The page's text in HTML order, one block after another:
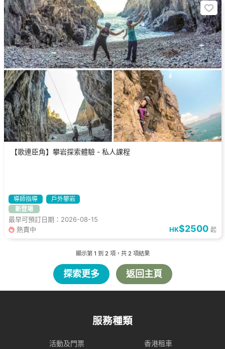
【歌連臣角】攀岩探索體驗 - 私人課程
導師指導
戶外攀岩
新登場
最早可預訂日期：2026-08-15
熱賣中
HK$2500 起
顯示第 1 到 2 項，共 2 項結果
探索更多 返回主頁
服務種類
活動及門票
香港租車